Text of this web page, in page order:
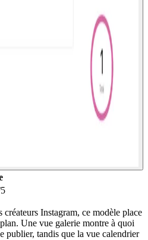
Instagram, ce modèle place
Une vue galerie montre à quoi
publier, tandis que la vue calendrier